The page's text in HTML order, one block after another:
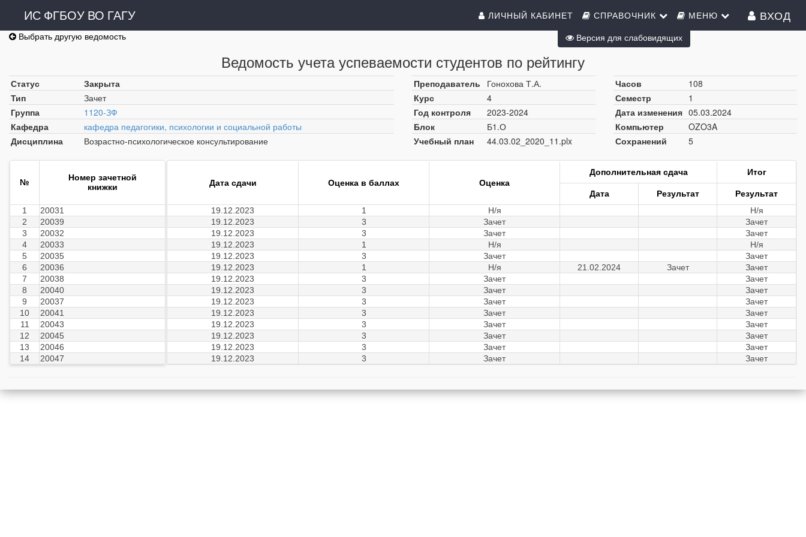
ИС ФГБОУ ВО ГАГУ ЛИЧНЫЙ КАБИНЕТ СПРАВОЧНИК МЕНЮ ВХОД
Выбрать другую ведомость
Ведомость учета успеваемости студентов по рейтингу
Статус
Закрыта
Тип
Зачет
Группа
1120-ЗФ
Кафедра
кафедра педагогики, психологии и социальной работы
Дисциплина
Возрастно-психологическое консультирование
Преподаватель
Гонохова Т.А.
Курс
4
Год контроля
2023-2024
Блок
Б1.О
Учебный план
44.03.02_2020_11.plx
Часов
108
Семестр
1
Дата изменения 05.03.2024
Компьютер
OZO3A
Сохранений
5
№
Номер зачетной
книжки
1
20031
2
20039
3
20032
4
20033
5
20035
6
20036
7
20038
8
20040
9
20037
10
20041
11
20043
12
20045
13
20046
14
20047
Дата сдачи Оценка в баллах Оценка
Дополнительная сдача Итог
Дата Результат
Результат
19.12.2023
1 Н/я
Н/я
19.12.2023
3 Зачет
Зачет
19.12.2023
3 Зачет
Зачет
19.12.2023
1 Н/я
Н/я
19.12.2023
3 Зачет
Зачет
19.12.2023
1 Н/я 21.02.2024 Зачет
Зачет
19.12.2023
3 Зачет
Зачет
19.12.2023
3 Зачет
Зачет
19.12.2023
3 Зачет
Зачет
19.12.2023
3 Зачет
Зачет
19.12.2023
3 Зачет
Зачет
19.12.2023
3 Зачет
Зачет
19.12.2023
3 Зачет
Зачет
19.12.2023
3 Зачет Зачет
Версия для слабовидящих